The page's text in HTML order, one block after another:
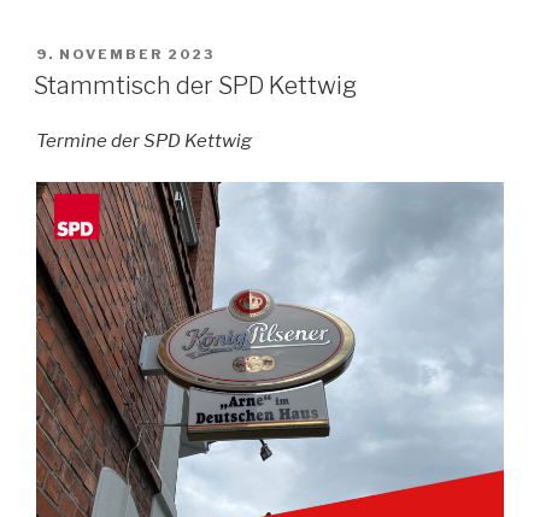
VERÖFFENTLICHT
AM
9. NOVEMBER 2023
Stammtisch der SPD Kettwig
Termine der SPD Kettwig